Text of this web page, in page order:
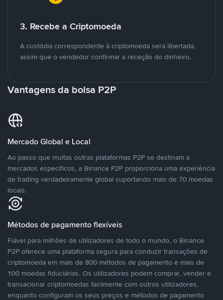
3. Recebe a Criptomoeda
A custódia correspondente à criptomoeda será libertada,
assim que o vendedor confirmar a receção do dinheiro.
Vantagens da bolsa P2P
Mercado Global e Local
Ao passo que muitas outras plataformas P2P se destinam a
mercados específicos, a Binance P2P proporciona uma experiência
de trading verdadeiramente global suportando mais de 70 moedas
locais.
Métodos de pagamento flexíveis
Fiável para milhões de utilizadores de todo o mundo, o Binance
P2P oferece uma plataforma segura para conduzir transações de
criptomoeda em mais de 800 métodos de pagamento e mais de
100 moedas fiduciárias. Os utilizadores podem comprar, vender e
transacionar criptomoedas facilmente com outros utilizadores,
enquanto configuram os seus preços e métodos de pagamento